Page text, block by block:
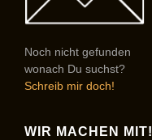
Noch nicht gefunden
wonach Du suchst?
Schreib mir doch!
WIR MACHEN MIT!